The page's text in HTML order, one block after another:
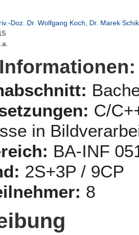
Doz. Dr. Wolfgang Koch
Dr. Marek
C/
in
BA-INF
2S+3P / 9CP
8